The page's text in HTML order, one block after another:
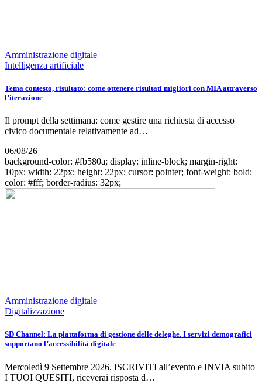
Amministrazione digitale
Intelligenza artificiale
Tema contesto, risultato: come ottenere risultati migliori con MIA attraverso
l’iterazione
Il prompt della settimana: come gestire una richiesta di accesso
civico documentale relativamente ad…
06/08/26
background-color: #fb580a; display: inline-block; margin-right:
10px; width: 22px; height: 22px; cursor: pointer; font-weight: bold;
color: #fff; border-radius: 32px;
Amministrazione digitale
Digitalizzazione
SD Channel: La piattaforma di gestione delle deleghe. I servizi demografici
supportano l’accessibilità digitale
Mercoledì 9 Settembre 2026. ISCRIVITI all’evento e INVIA subito
I TUOI QUESITI, riceverai risposta d…